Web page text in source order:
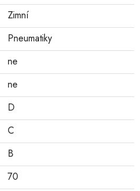
Zimní
Pneumatiky
ne
ne
D
C
B
70